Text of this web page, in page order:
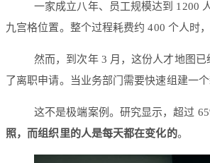
一家成立八年、员工规模达到 1200
九宫格位置。整个过程耗费约 400 个人时
然而，到次年 3 月，这份人才地图
了离职申请。当业务部门需要快速组建一
这不是极端案例。研究显示，超过
照，而组织里的人是每天都在变化的。